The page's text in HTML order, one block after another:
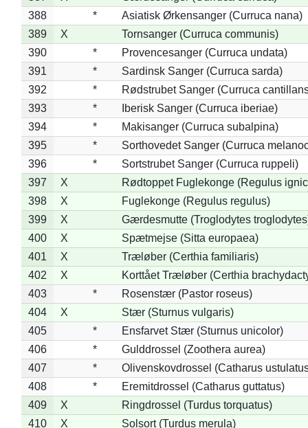
388
*
Asiatisk Ørkensanger (Curruca nana)
389
X
Tornsanger (Curruca communis)
390
*
Provencesanger (Curruca undata)
391
*
Sardinsk Sanger (Curruca sarda)
392
*
Rødstrubet Sanger (Curruca
393
*
Iberisk Sanger (Curruca iberiae)
394
*
Makisanger (Curruca subalpina)
395
*
Sorthovedet Sanger (Curruca
396
*
Sortstrubet Sanger (Curruca ruppeli)
397
X
Rødtoppet Fuglekonge (Regulus
398
X
Fuglekonge (Regulus regulus)
399
X
Gærdesmutte (Troglodytes
400
X
Spætmejse (Sitta europaea)
401
X
Træløber (Certhia familiaris)
402
X
Korttået Træløber (Certhia
403
*
Rosenstær (Pastor roseus)
404
X
Stær (Sturnus vulgaris)
405
*
Ensfarvet Stær (Sturnus unicolor)
406
*
Gulddrossel (Zoothera aurea)
407
*
Olivenskovdrossel (Catharus
408
*
Eremitdrossel (Catharus guttatus)
409
X
Ringdrossel (Turdus torquatus)
410
X
Solsort (Turdus merula)